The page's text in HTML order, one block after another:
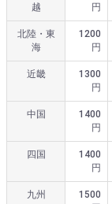
越
円
北陸・東
海
1200
円
近畿
1300
円
中国
1400
円
四国
1400
円
九州
1500